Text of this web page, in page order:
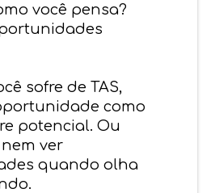
você pensa?
sofre de TAS,
como
potencial. Ou
ver
quando olha